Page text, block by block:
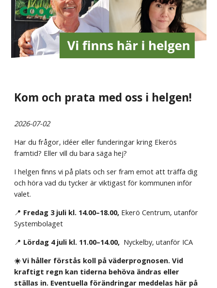
Kom och prata med oss i helgen!
2026-07-02
Har du frågor, idéer eller funderingar kring Ekerös
framtid? Eller vill du bara säga hej?
I helgen finns vi på plats och ser fram emot att träffa dig
och höra vad du tycker är viktigast för kommunen inför
valet.
📍 Fredag 3 juli kl. 14.00–18.00, Ekerö Centrum, utanför
Systembolaget
📍 Lördag 4 juli kl. 11.00–14.00, Nyckelby, utanför ICA
☀️ Vi håller förstås koll på väderprognosen. Vid
kraftigt regn kan tiderna behöva ändras eller
ställas in. Eventuella förändringar meddelas här på